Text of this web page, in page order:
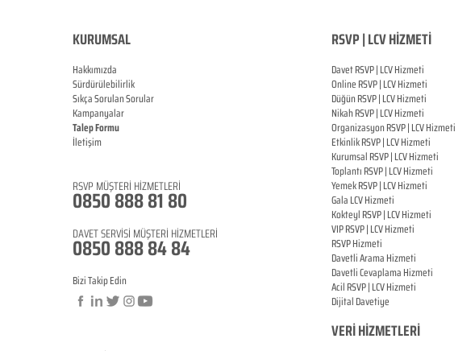
KURUMSAL
Hakkımızda
Sürdürülebilirlik
Sıkça Sorulan Sorular
Kampanyalar
Talep Formu
İletişim
RSVP MÜŞTERİ HİZMETLERİ
0850 888 81 80
DAVET SERVİSİ MÜŞTERİ HİZMETLERİ
0850 888 84 84
Bizi Takip Edin
RSVP | LCV HİZMETİ
Davet RSVP | LCV Hizmeti
OnlineRSVP |LCV Hizmeti
DüğünRSVP |LCV Hizmeti
NikahRSVP |LCV Hizmeti
OrganizasyonRSVP |LCV Hizmeti
EtkinlikRSVP |LCV Hizmeti
KurumsalRSVP |LCV Hizmeti
ToplantıRSVP |LCV Hizmeti
YemekRSVP |LCV Hizmeti
Gala LCV Hizmeti
KokteylRSVP |LCV Hizmeti
VIPRSVP |LCV Hizmeti
RSVP Hizmeti
Davetli Arama Hizmeti
Davetli Cevaplama Hizmeti
AcilRSVP |LCV Hizmeti
Dijital Davetiye
VERİ HİZMETLERİ